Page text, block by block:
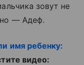
зовут не
— Адеф.
имя ребенку:
видео: